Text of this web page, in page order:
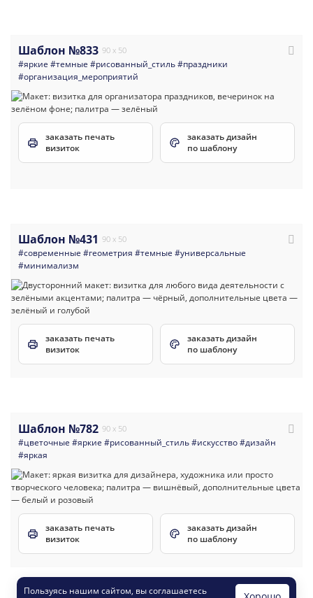
Шаблон №833 90 x 50
#яркие #темные #рисованный_стиль#праздники
#организация_мероприятий
заказать печать
визиток
заказать дизайн
по шаблону
Шаблон №431 90 x 50
#современные #геометрия #темные #универсальные
#минимализм
заказать печать
визиток
заказать дизайн
по шаблону
Шаблон №782 90 x 50
#цветочные #яркие #рисованный_стиль#искусство#дизайн
#яркая
заказать печать
визиток
заказать дизайн
по шаблону
Пользуясь нашим сайтом, вы соглашаетесь